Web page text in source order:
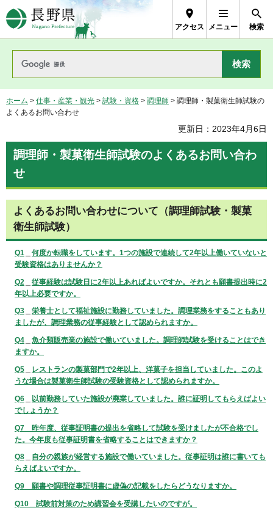
長野県Nagano Prefecture
アクセス メニュー 検索
ホーム > 仕事・産業・観光 > 試験・資格 > 調理師 > 調理師・製菓衛生師試験の
よくあるお問い合わせ
更新日：2023年4月6日
調理師・製菓衛生師試験のよくあるお問い合わ
せ
よくあるお問い合わせについて（調理師試験・製菓
衛生師試験）
Q1
何度か転職をしています。1つの施設で連続して2年以上働いていないと
受験資格はありませんか？
Q2
従事経験は試験日に2年以上あればよいですか。それとも願書提出時に2
年以上必要ですか。
Q3
栄養士として福祉施設に勤務していました。調理業務をすることもあり
ましたが、調理業務の従事経験として認められますか。
Q4
魚介類販売業の施設で働いていました。調理師試験を受けることはでき
ますか。
Q5
レストランの製菓部門で2年以上、洋菓子を担当していました。このよ
うな場合は製菓衛生師試験の受験資格として認められますか。
Q6
以前勤務していた施設が廃業していました。誰に証明してもらえばよい
でしょうか？
Q7
昨年度、従事証明書の提出を省略して試験を受けましたが不合格でし
た。今年度も従事証明書を省略することはできますか？
Q8
自分の親族が経営する施設で働いていました。従事証明は誰に書いても
らえばよいですか。
Q9 願書や調理従事証明書に虚偽の記載をしたらどうなりますか。
Q10 試験前対策のため講習会を受講したいのですが。